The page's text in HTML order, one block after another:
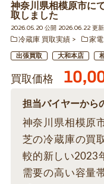
神奈川県相模原市に
取しました
2026.05.20 公開 2026.06.22 更新
冷蔵庫 買取実績
家
出張買取 大和本店
買取価格
担当バイヤーから
神奈川県相模原
芝の冷蔵庫の買
較的新しい2023
需要の高い容量